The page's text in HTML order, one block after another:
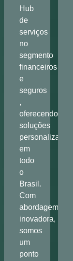
Hub
de
serviços
no
segmento
financeiros
e
seguros
,
oferecendo
soluções
personalizadas
em
todo
o
Brasil.
Com
abordagem
inovadora,
somos
um
ponto